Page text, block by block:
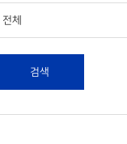
전체
검색